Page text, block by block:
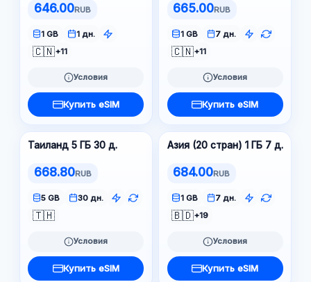
646.00RUB
1 GB 1 дн.
🇨🇳+11
Условия
Купить eSIM
665.00RUB
1 GB 7 дн.
🇨🇳+11
Условия
Купить eSIM
Таиланд 5 ГБ 30 д.
668.80RUB
5 GB 30 дн.
🇹🇭
Условия
Купить eSIM
Азия (20 стран) 1 ГБ 7 д.
684.00RUB
1 GB 7 дн.
🇧🇩+19
Условия
Купить eSIM